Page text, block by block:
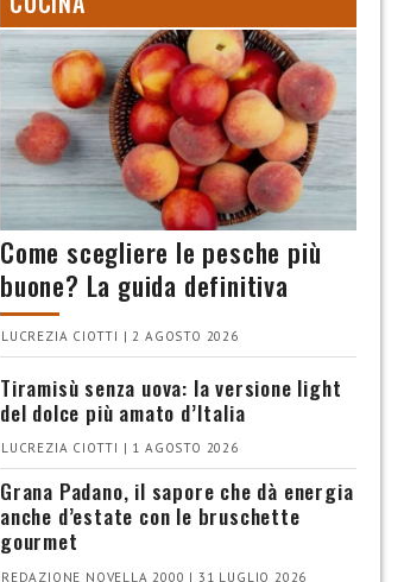
Come scegliere le pesche più
buone? La guida definitiva
LUCREZIA CIOTTI | 2 AGOSTO 2026
Tiramisù senza uova: la versione light
del dolce più amato d’Italia
LUCREZIA CIOTTI | 1 AGOSTO 2026
Grana Padano, il sapore che dà energia
anche d’estate con le bruschette
gourmet
REDAZIONE NOVELLA 2000 | 31 LUGLIO 2026